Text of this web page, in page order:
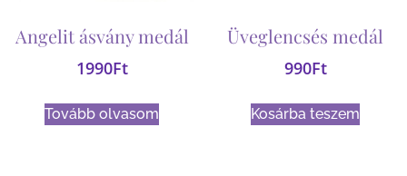
Angelit ásvány medál
1990Ft
Tovább olvasom
Üveglencsés medál
990Ft
Kosárba teszem